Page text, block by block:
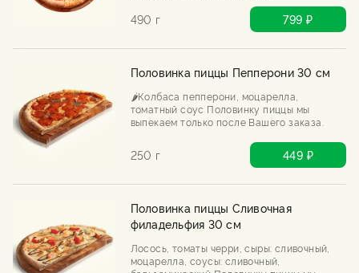
490 г 799 ₽
Половинка пиццы Пепперони 30 см
🌶️Колбаса пепперони, моцарелла,
томатный соус Половинку пиццы мы
выпекаем только после Вашего заказа.
250 г 449 ₽
Половинка пиццы Сливочная
филадельфия 30 см
Лосось, томаты черри, сыры: сливочный,
моцарелла, соусы: сливочный,